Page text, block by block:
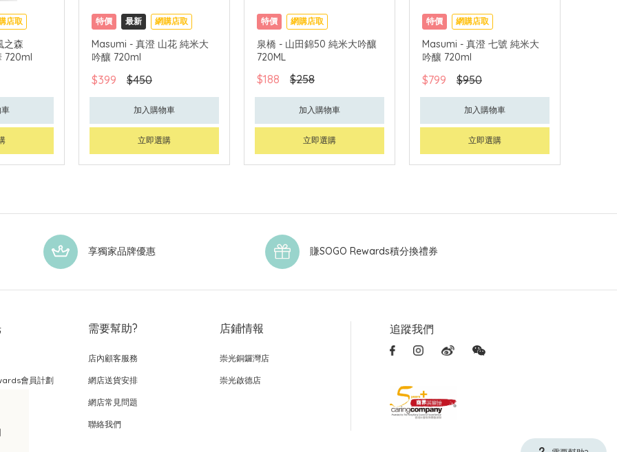
店取
之森
720ml
特價 最新 網購店取
Masumi - 真澄 山花 純米大
吟釀 720ml
$399 $450
加入購物車
立即選購
特價 網購店取
泉橋 - 山田錦50 純米大吟釀
720ML
$188 $258
加入購物車
立即選購
特價 網購店取
Masumi - 真澄 七號 純米大
吟釀 720ml
$799 $950
加入購物車
立即選購
享獨家品牌優惠 賺SOGO Rewards積分換禮券
會員計劃
需要幫助?
店內顧客服務
網店送貨安排
網店常見問題
聯絡我們
店鋪情報
崇光銅鑼灣店
崇光啟德店
追蹤我們